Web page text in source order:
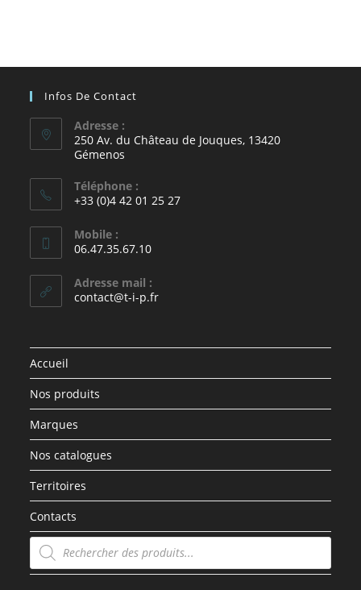
Infos De Contact
Adresse :
250 Av. du Château de Jouques, 13420
Gémenos
Téléphone :
+33 (0)4 42 01 25 27
Mobile :
06.47.35.67.10
Adresse mail :
contact@t-i-p.fr
Accueil
Nos produits
Marques
Nos catalogues
Territoires
Contacts
Recherche
de
produits